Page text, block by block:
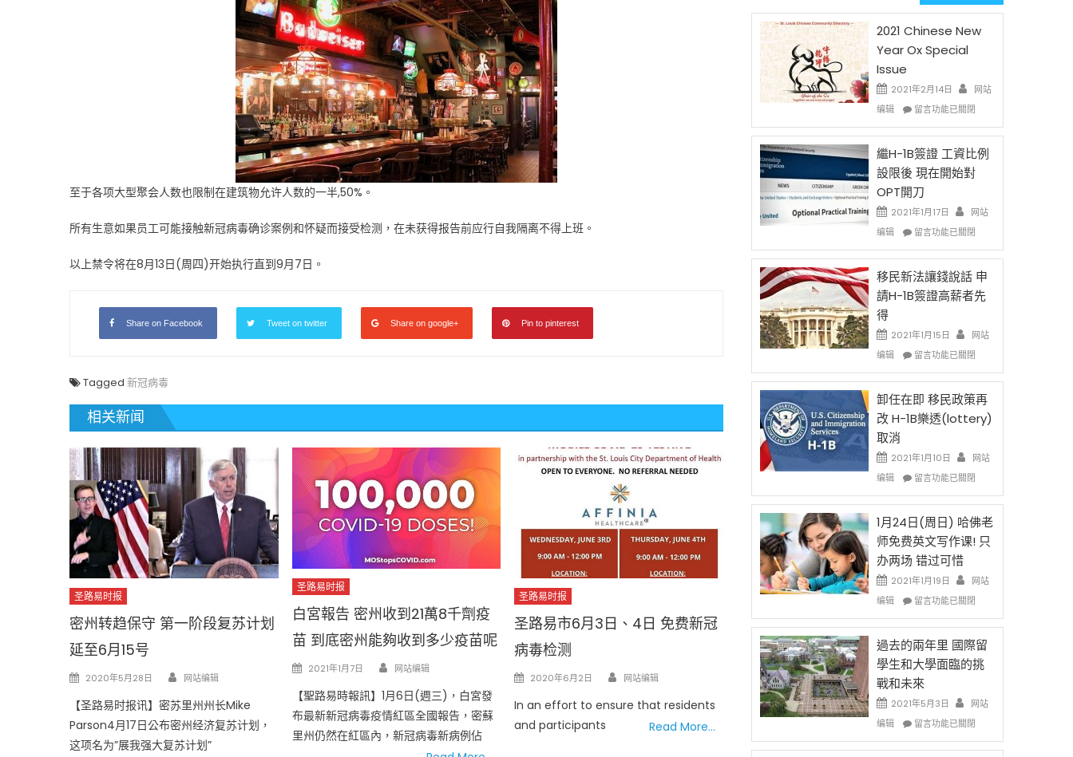
防
制
新
冠
病
毒
传
播〉
中
至于各项大型聚会人数也限制在建筑物允许人数的一半,50%。
所有生意如果员工可能接触新冠病毒确诊案例和怀疑而接受检测，在未获得报告前应行自我隔离不得上班。
以上禁令将在8月13日(周四)开始执行直到9月7日。
Share on Facebook Tweet on twitter Share on google+ Pin to pinterest
Tagged 新冠病毒
相关新闻
圣路易时报
密州转趋保守 第一阶段复苏计划
延至6月15号
Posted
2020年5月28日 Author
网站编辑
【圣路易时报讯】密苏里州州长Mike
Parson4月17日公布密州经济复苏计划，
这项名为”展我强大复苏计划”
圣路易时报
白宮報告 密州收到21萬8千劑疫
苗 到底密州能夠收到多少疫苗呢
Posted
2021年1月7日 Author
网站编辑
【聖路易時報訊】1月6日(週三)，白宮發
布最新新冠病毒疫情紅區全國報告，密蘇
里州仍然在紅區內，新冠病毒新病例佔
圣路易时报
圣路易市6月3日、4日 免费新冠
病毒检测
Posted
2020年6月2日 Author
网站编辑
In an effort to ensure that residents
and participants
Read More…
2021 Chinese New
Year Ox Special
Issue
2021年2月14日
网站
编辑
在
Chinese
New
Year
Ox
Special
Issue〉
中
留言功能已關閉
繼H-1B簽證 工資比例
設限後 現在開始對
OPT開刀
2021年1月17日
网站
编辑
在
H-
1B
簽
證
資
比
設
限
後
現
開
始
對
OPT
開
刀〉
中
留言功能已關閉
移民新法讓錢說話 申
請H-1B簽證高薪者先
得
2021年1月15日
网站
编辑
在
民
新
法
讓
說
話
請
H-
1B
簽
證
高
薪
者
先
得〉
中
留言功能已關閉
卸任在即 移民政策再
改 H-1B樂透(lottery)
取消
2021年1月10日
网站
编辑
在
任
在
即
移
民
政
策
改
H-
1B
樂
透
(lottery)
取
消〉
中
留言功能已關閉
1月24日(周日) 哈佛老
师免费英文写作课! 只
办两场 错过可惜
2021年1月19日
网站
编辑
在
月
24
日
(周
日)
哈
佛
师
留言功能已關閉
過去的兩年里 國際留
學生和大學面臨的挑
戰和未來
2021年5月3日
网站
编辑
在
去
留言功能已關閉